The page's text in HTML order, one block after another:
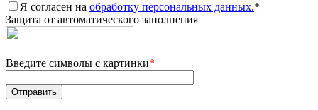
Я согласен на обработку персональных данных.*
Защита от автоматического заполнения
Введите символы с картинки*